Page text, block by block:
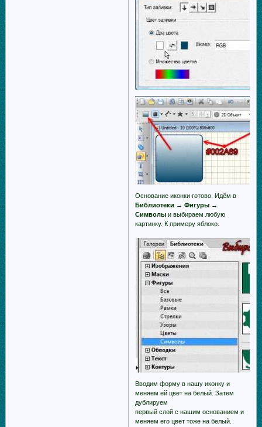
Основание иконки готово. Идём в
Библиотеки → Фигуры →
Символыи выбираем любую
картинку. К примеру яблоко.
Вводим форму в нашу иконку и
меняем ей цвет на белый. Затем
дублируем
первый слой с нашим основанием и
меняем его цвет тоже на белый.